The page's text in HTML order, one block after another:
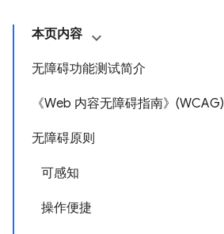
本页内容
无障碍功能测试简介
《Web 内容无障碍指南》(WCAG)
无障碍原则
可感知
操作便捷